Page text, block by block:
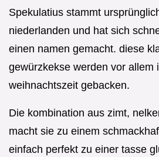
Spekulatius stammt
niederlanden und hat sich
einen namen gemacht. diese
gewürzkekse werden vor allem
weihnachtszeit gebacken.
Die kombination aus zimt,
macht sie zu einem
einfach perfekt zu einer tasse